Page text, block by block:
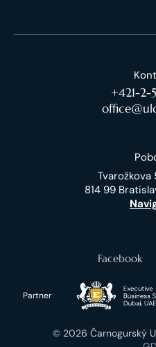
+421-2-
Tvarožkova
814 99
Facebook
Partner
© 2026 Čarnogurský